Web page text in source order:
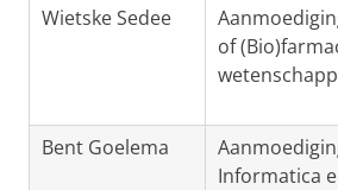
Wietske Sedee
of
Bent Goelema
Informatica